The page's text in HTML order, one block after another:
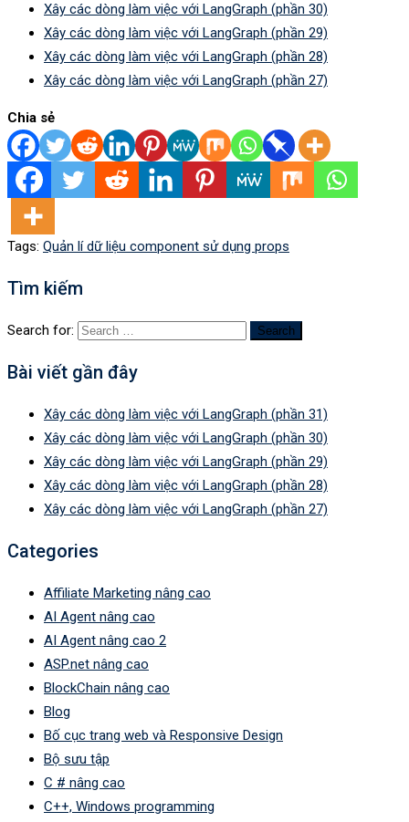
Xây các dòng làm việc với LangGraph (phần 30)
Xây các dòng làm việc với LangGraph (phần 29)
Xây các dòng làm việc với LangGraph (phần 28)
Xây các dòng làm việc với LangGraph (phần 27)
Chia sẻ
Tags: Quản lí dữ liệu component sử dụng props
Tìm kiếm
Search for:
Bài viết gần đây
Xây các dòng làm việc với LangGraph (phần 31)
Xây các dòng làm việc với LangGraph (phần 30)
Xây các dòng làm việc với LangGraph (phần 29)
Xây các dòng làm việc với LangGraph (phần 28)
Xây các dòng làm việc với LangGraph (phần 27)
Categories
Affiliate Marketing nâng cao
AI Agent nâng cao
AI Agent nâng cao 2
ASP.net nâng cao
BlockChain nâng cao
Blog
Bố cục trang web và Responsive Design
Bộ sưu tập
C # nâng cao
C++, Windows programming